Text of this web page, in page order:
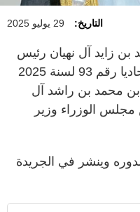
التاريخ: 29 يوليو 2025
زايد آل نهيان رئيس
الدولة "حفظه الله"، مرسوما اتحاديا رقم 93 لسنة 2025
محمد بن راشد آل
الوزراء وزير
وينشر في الجريدة